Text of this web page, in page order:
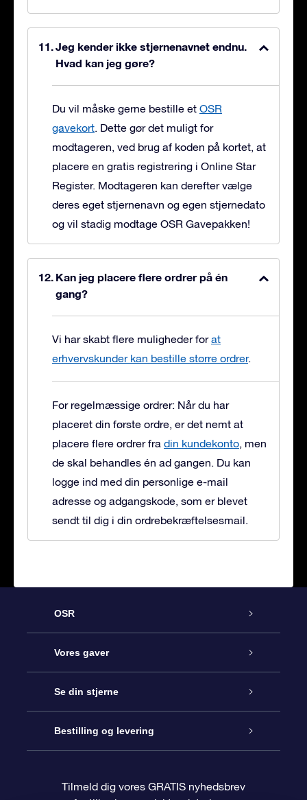
Jeg kender ikke stjernenavnet endnu.
Hvad kan jeg gøre?
Du vil måske gerne bestille et OSR
gavekort. Dette gør det muligt for
modtageren, ved brug af koden på kortet, at
placere en gratis registrering i Online Star
Register. Modtageren kan derefter vælge
deres eget stjernenavn og egen stjernedato
og vil stadig modtage OSR Gavepakken!
Kan jeg placere flere ordrer på én
gang?
Vi har skabt flere muligheder forat
erhvervskunder kan bestille større ordrer.
For regelmæssige ordrer: Når du har
placeret din første ordre, er det nemt at
placere flere ordrer fra din kundekonto, men
de skal behandles én ad gangen. Du kan
logge ind med din personlige e-mail
adresse og adgangskode, som er blevet
sendt til dig i din ordrebekræftelsesmail.
OSR
Kundeservice
Kontakt os
Bloggen
Vores gaver
Online Stjernegave
OSR Gavepakke
Se din stjerne
Star Register
Bestilling og levering
Tilmeld dig vores GRATIS nyhedsbrev